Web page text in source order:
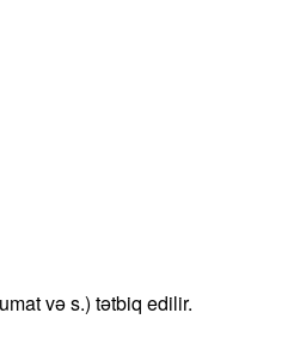
və s.) tətbiq edilir.